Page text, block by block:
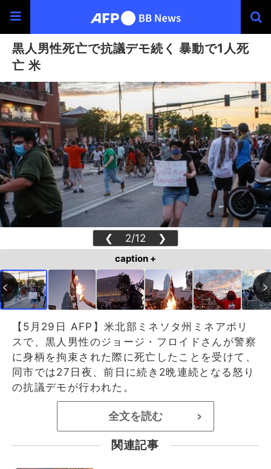
黒人男性死亡で抗議デモ続く 暴動で1人死
亡 米
❮ 2/12 ❯
caption +
【5月29日 AFP】米北部ミネソタ州ミネアポリ
スで、黒人男性のジョージ・フロイドさんが警察
に身柄を拘束された際に死亡したことを受けて、
同市では27日夜、前日に続き2晩連続となる怒り
の抗議デモが行われた。
全文を読む >
関連記事